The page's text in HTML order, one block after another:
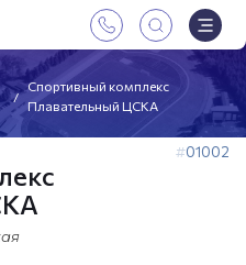
Спортивный комплекс
Плавательный ЦСКА
01002